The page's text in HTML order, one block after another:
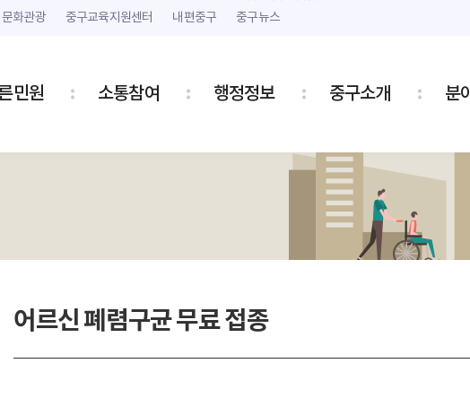
문화관광 중구교육지원센터 내편중구 중구뉴스
민원 소통참여 행정정보 중구소개 분
어르신 폐렴구균 무료 접종